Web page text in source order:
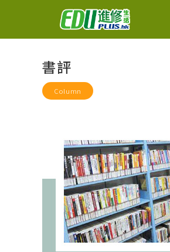
書評
Column